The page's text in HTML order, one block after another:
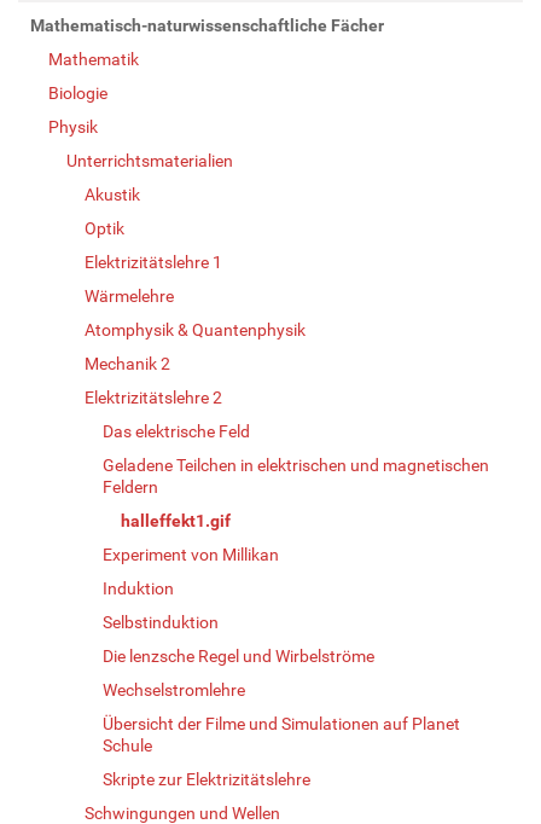
Mathematisch-naturwissenschaftliche Fächer
Mathematik
Biologie
Physik
Unterrichtsmaterialien
Akustik
Optik
Elektrizitätslehre 1
Wärmelehre
Atomphysik & Quantenphysik
Mechanik 2
Elektrizitätslehre 2
Das elektrische Feld
Geladene Teilchen in elektrischen und magnetischen
Feldern
halleffekt1.gif
Experiment von Millikan
Induktion
Selbstinduktion
Die lenzsche Regel und Wirbelströme
Wechselstromlehre
Übersicht der Filme und Simulationen auf Planet
Schule
Skripte zur Elektrizitätslehre
Schwingungen und Wellen